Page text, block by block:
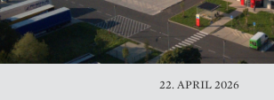
22. APRIL 2026